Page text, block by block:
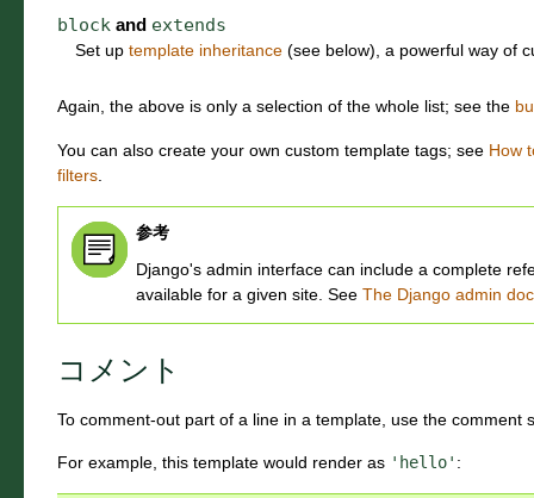
block and extends
Set up template inheritance (see below), a powerful way of
Again, the above is only a selection of the whole list; see the
You can also create your own custom template tags; see How
filters
参考
Django's admin interface can include a complete
available for a given site. See The Django admin
コメント
To comment-out part of a line in a template, use the comment
For example, this template would render as 'hello' :